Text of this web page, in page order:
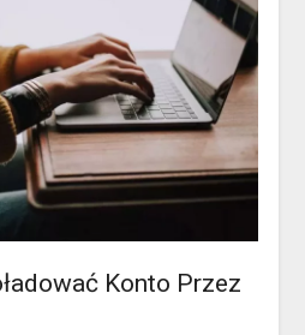
Konto Przez